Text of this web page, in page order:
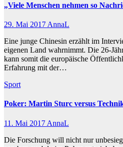
„Viele Menschen nehmen so
29. Mai 2017 AnnaL
Eine junge Chinesin erzählt im
eigenen Land wahrnimmt. Die 26-
kann somit die europäische
Erfahrung mit der…
Sport
Poker: Martin Sturc versus
11. Mai 2017 AnnaL
Die Forschung will nicht nur